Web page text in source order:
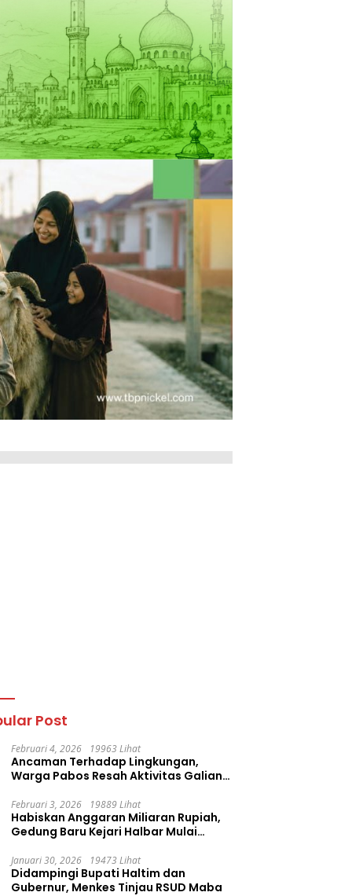
Post
Februari 4, 2026 19963 Lihat
Ancaman Terhadap Lingkungan,
Warga Pabos Resah Aktivitas Galian
Februari 3, 2026 19889 Lihat
Habiskan Anggaran Miliaran Rupiah,
Gedung Baru Kejari Halbar Mulai
Januari 30, 2026 19473 Lihat
Didampingi Bupati Haltim dan
Gubernur, Menkes Tinjau RSUD Maba